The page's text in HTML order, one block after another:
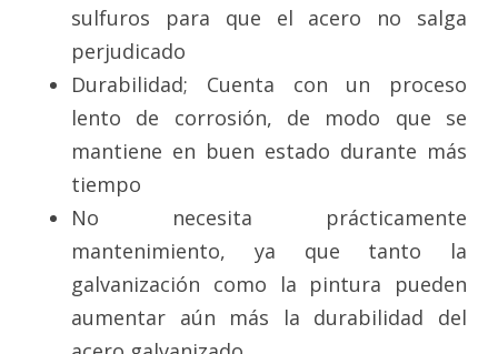
sulfuros para que el acero no salga
perjudicado
Durabilidad; Cuenta con un proceso
lento de corrosión, de modo que se
mantiene en buen estado durante más
tiempo
No necesita prácticamente
mantenimiento, ya que tanto la
galvanización como la pintura pueden
aumentar aún más la durabilidad del